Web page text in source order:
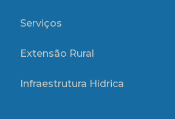
Serviços
Extensão Rural
Infraestrutura Hídrica